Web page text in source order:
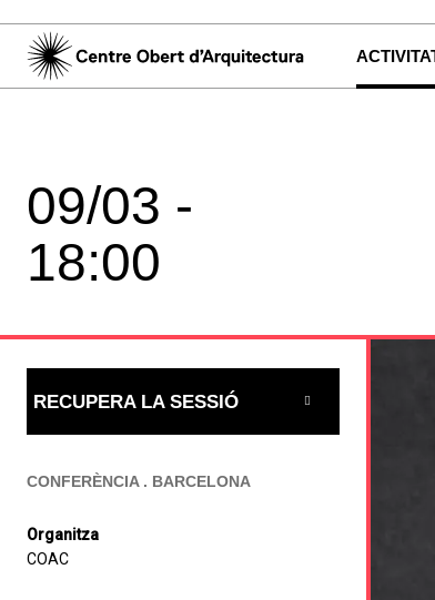
09/03 -
18:00
RECUPERA LA SESSIÓ
CONFERÈNCIA . BARCELONA
Organitza
COAC